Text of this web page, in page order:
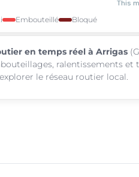
Embouteillé Bloqué
en temps réel à Arrigas
ralentissements et
le réseau routier local.